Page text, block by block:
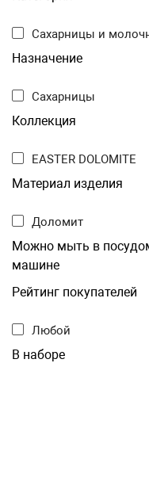
Сахарницы и
Назначение
Сахарницы
Коллекция
EASTER DOLOMITE
Материал изделия
Доломит
Можно мыть в
машине
Рейтинг покупателей
Любой
В наборе